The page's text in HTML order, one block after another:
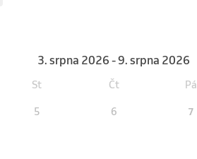
3. srpna 2026 - 9. srpna 2026
St Čt Pá
5 6 7